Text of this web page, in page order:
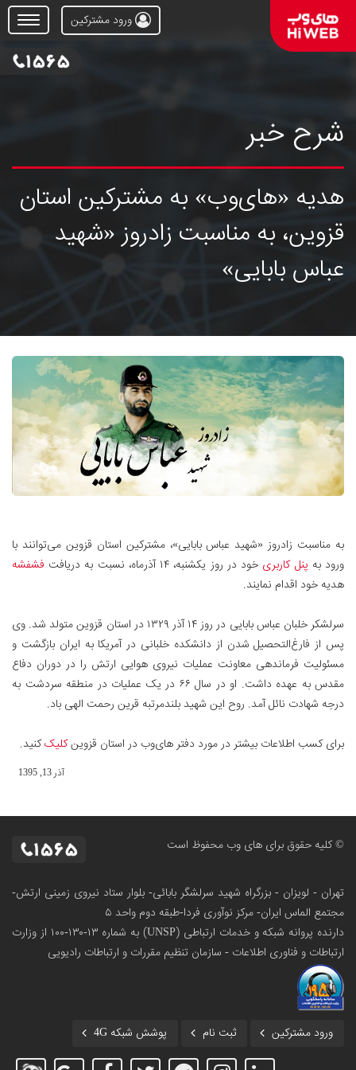
Open
Menu
ورود مشترکین
شرح خبر
هدیه «های‌وب» به مشترکین استان
قزوین، به مناسبت زادروز «شهید
عباس بابایی»
به مناسبت زادروز «شهید عباس بابایی»، مشترکین استان قزوین می‌توانند با
ورود به پنل کاربری خود در روز یکشنبه، ۱۴ آذرماه، نسبت به دریافت
فشفشه
هدیه خود اقدام نمایند.
سرلشكر خلبان عباس بابايی در روز ۱۴ آذر ۱۳۲۹ در استان قزوين متولد شد. وی
پس از فارغ‌التحصیل شدن از دانشكده خلبانی در آمريكا به ایران بازگشت و
مسئوليت فرماندهی معاونت عمليات نيروی هوايی ارتش را در دوران دفاع
مقدس به عهده داشت. او در سال ۶۶ در یک عملیات در منطقه سردشت به
درجه شهادت نائل آمد. روح این شهید بلندمرتبه قرین رحمت الهی باد.
برای کسب اطلاعات بیشتر در مورد دفتر های‌وب در استان قزوینکلیککنید.
آذر 13, 1395
© کلیه حقوق برای های وب محفوظ است
تهران - لویزان - بزرگراه شهید سرلشگر بابائی- بلوار ستاد نیروی زمینی ارتش-
مجتمع الماس ایران- مرکز نوآوری فردا-طبقه دوم واحد ۵
دارنده پروانه شبکه و خدمات ارتباطی (UNSP) به شماره ۱۳-۱۳۰-۱۰۰
از وزارت
ارتباطات و فناوری اطلاعات - سازمان تنظیم مقررات و ارتباطات رادیویی
ورود مشترکین ثبت نام پوشش شبکه 4G